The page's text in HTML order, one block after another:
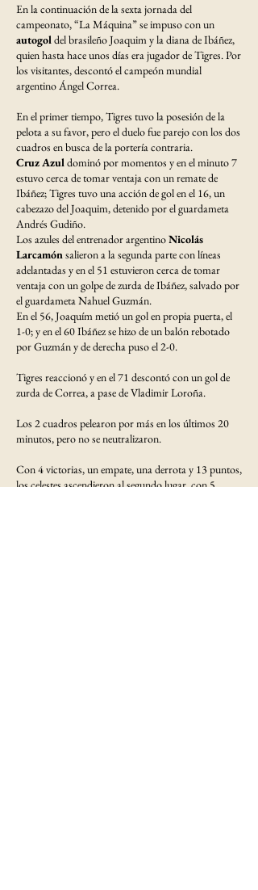
En la continuación de la sexta jornada del
campeonato, “La Máquina” se impuso con un
autogoldel brasileño Joaquim y la diana de Ibáñez,
quien hasta hace unos días era jugador de Tigres. Por
los visitantes, descontó el campeón mundial
argentino Ángel Correa.
En el primer tiempo, Tigres tuvo la posesión de la
pelota a su favor, pero el duelo fue parejo con los dos
cuadros en busca de la portería contraria.
Cruz Azuldominó por momentos y en el minuto 7
estuvo cerca de tomar ventaja con un remate de
Ibáñez; Tigres tuvo una acción de gol en el 16, un
cabezazo del Joaquim, detenido por el guardameta
Andrés Gudiño.
Los azules del entrenador argentinoNicolás
Larcamónsalieron a la segunda parte con líneas
adelantadas y en el 51 estuvieron cerca de tomar
ventaja con un golpe de zurda de Ibáñez, salvado por
el guardameta Nahuel Guzmán.
En el 56, Joaquím metió un gol en propia puerta, el
1-0; y en el 60 Ibáñez se hizo de un balón rebotado
por Guzmán y de derecha puso el 2-0.
Tigres reaccionó y en el 71 descontó con un gol de
zurda de Correa, a pase de Vladimir Loroña.
Los 2 cuadros pelearon por más en los últimos 20
minutos, pero no se neutralizaron.
Con 4 victorias, un empate, una derrota y 13 puntos,
los celestes ascendieron al segundo lugar, con 5